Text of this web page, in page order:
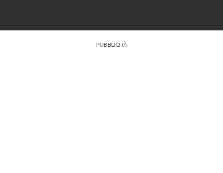
PUBBLICITÀ